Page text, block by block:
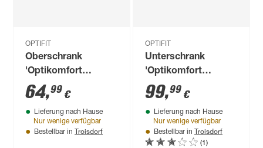
OPTIFIT
Oberschrank
'Optikomfort
Mats825' grau 50 x
70,4 x 34,9 cm
64,99 €
Lieferung nach Hause
Nur wenige verfügbar
Bestellbar in Troisdorf
OPTIFIT
Unterschrank
'Optikomfort
Bengt932' weiß 40 x
87 x 58,4 cm
99,99 €
Lieferung nach Hause
Nur wenige verfügbar
Bestellbar in Troisdorf
(1)